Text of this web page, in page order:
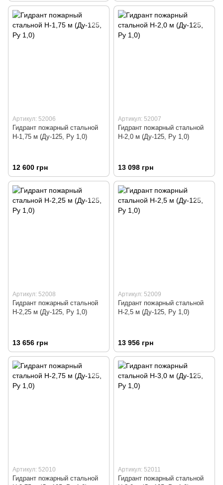
Артикул: 52006
Гидрант пожарный стальной
Н-1,75 м (Ду-125, Ру 1,0)
12 600 грн
Артикул: 52007
Гидрант пожарный стальной
Н-2,0 м (Ду-125, Ру 1,0)
13 098 грн
Артикул: 52008
Гидрант пожарный стальной
Н-2,25 м (Ду-125, Ру 1,0)
13 656 грн
Артикул: 52009
Гидрант пожарный стальной
Н-2,5 м (Ду-125, Ру 1,0)
13 956 грн
Артикул: 52010
Гидрант пожарный стальной
Артикул: 52011
Гидрант пожарный стальной